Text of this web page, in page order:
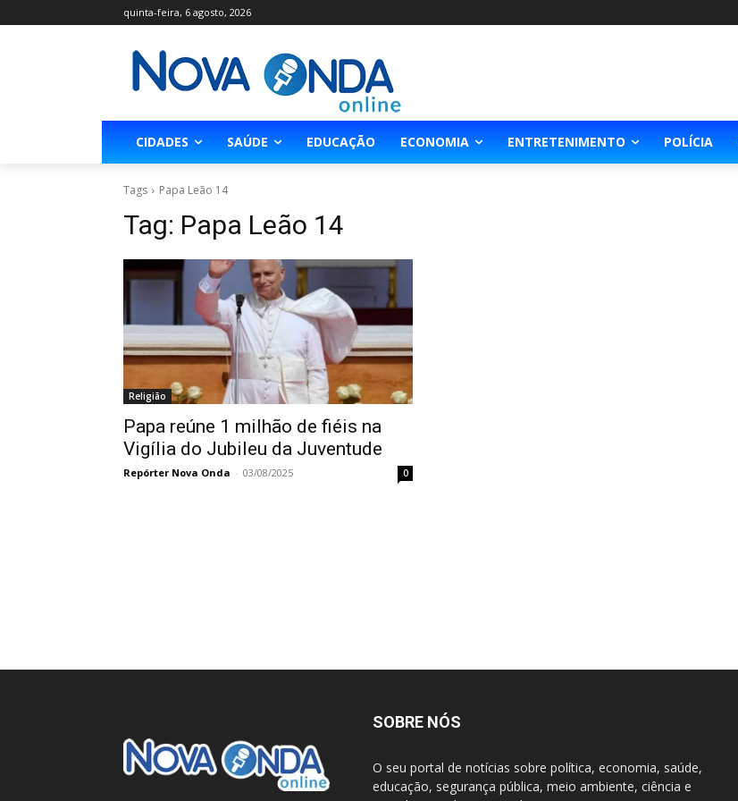
quinta-feira, 6 agosto, 2026
CIDADES SAÚDE EDUCAÇÃO ECONOMIA ENTRETENIMENTO POLÍCIA
Tags Papa Leão 14
Tag: Papa Leão 14
Religião
Papa reúne 1 milhão de fiéis na
Vigília do Jubileu da Juventude
Repórter Nova Onda - 03/08/2025 0
SOBRE NÓS
O seu portal de notícias sobre política, economia, saúde,
educação, segurança pública, meio ambiente, ciência e